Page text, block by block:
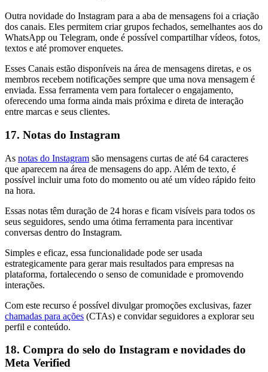
Outra novidade do Instagram para a aba de mensagens foi a criação
dos canais. Eles permitem criar grupos fechados, semelhantes aos do
WhatsApp ou Telegram, onde é possível compartilhar vídeos, fotos,
textos e até promover enquetes.
Esses Canais estão disponíveis na área de mensagens diretas, e os
membros recebem notificações sempre que uma nova mensagem é
enviada. Essa ferramenta vem para fortalecer o engajamento,
oferecendo uma forma ainda mais próxima e direta de interação
entre marcas e seus clientes.
17. Notas do Instagram
As notas do Instagram são mensagens curtas de até 64 caracteres
que aparecem na área de mensagens do app. Além de texto, é
possível incluir uma foto do momento ou até um vídeo rápido feito
na hora.
Essas notas têm duração de 24 horas e ficam visíveis para todos os
seus seguidores, sendo uma ótima ferramenta para incentivar
conversas dentro do Instagram.
Simples e eficaz, essa funcionalidade pode ser usada
estrategicamente para gerar mais resultados para empresas na
plataforma, fortalecendo o senso de comunidade e promovendo
interações.
Com este recurso é possível divulgar promoções exclusivas, fazer
chamadas para ações (CTAs) e convidar seguidores a explorar seu
perfil e conteúdo.
18. Compra do selo do Instagram e novidades do
Meta Verified